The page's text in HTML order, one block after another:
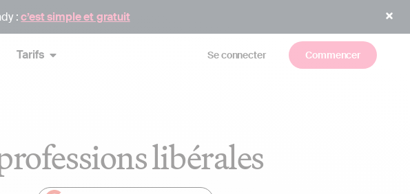
:c’est simple et gratuit
Tarifs Se connecter Commencer
libérales